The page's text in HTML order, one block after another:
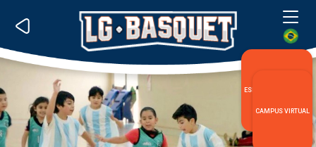
ESPECIALIZACIÓN LG
CAMPUS VIRTUAL